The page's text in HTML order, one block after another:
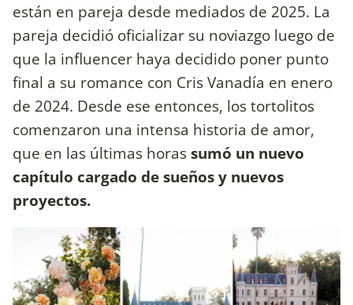
están en pareja desde mediados de 2025. La
pareja decidió oficializar su noviazgo luego de
que la influencer haya decidido poner punto
final a su romance con Cris Vanadía en enero
de 2024. Desde ese entonces, los tortolitos
comenzaron una intensa historia de amor,
que en las últimas horassumó un nuevo
capítulo cargado de sueños y nuevos
proyectos.